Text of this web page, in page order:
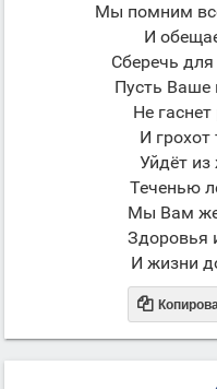
Мы помним
И
Сберечь
Пусть Ваше
Не
И грохот
Уйдёт из
Теченью
Мы Вам
Здоровья
И жизни
